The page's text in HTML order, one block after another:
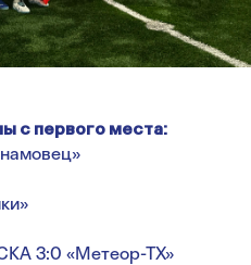
с первого места:
3:0 «Метеор-ТХ»